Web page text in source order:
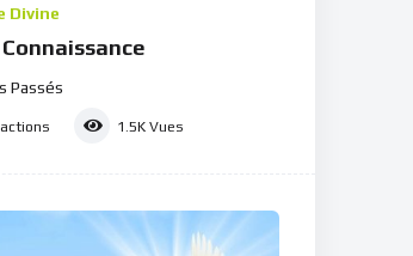
Divine
Passés
1.5K Vues